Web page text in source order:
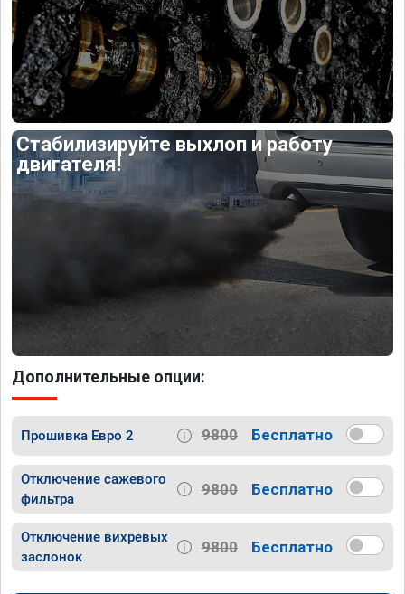
Стабилизируйте выхлоп и работу
двигателя!
Дополнительные опции:
Прошивка Евро 2 9800 Бесплатно
Отключение сажевого
фильтра
9800 Бесплатно
Отключение вихревых
заслонок
9800 Бесплатно